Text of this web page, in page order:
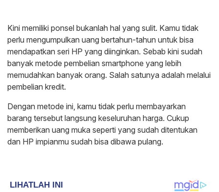
Kini memiliki ponsel bukanlah hal yang sulit. Kamu tidak
perlu mengumpulkan uang bertahun-tahun untuk bisa
mendapatkan seri HP yang diinginkan. Sebab kini sudah
banyak metode pembelian smartphone yang lebih
memudahkan banyak orang. Salah satunya adalah melalui
pembelian kredit.
Dengan metode ini, kamu tidak perlu membayarkan
barang tersebut langsung keseluruhan harga. Cukup
memberikan uang muka seperti yang sudah ditentukan
dan HP impianmu sudah bisa dibawa pulang.